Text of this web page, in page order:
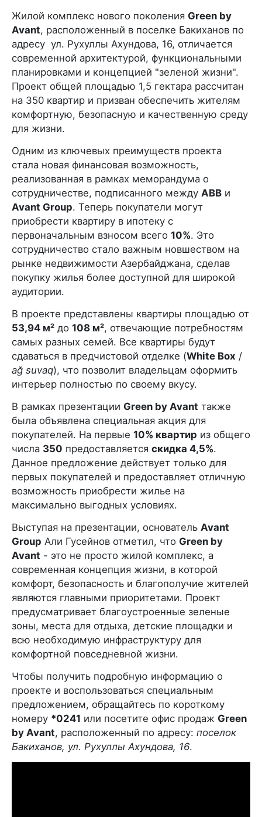
Жилой комплекс нового поколения Green by
Avant, расположенный в поселке Бакиханов по
адресу ул. Рухуллы Ахундова, 16, отличается
современной архитектурой, функциональными
планировками и концепцией "зеленой жизни".
Проект общей площадью 1,5 гектара рассчитан
на 350 квартир и призван обеспечить жителям
комфортную, безопасную и качественную среду
для жизни.
Одним из ключевых преимуществ проекта
стала новая финансовая возможность,
реализованная в рамках меморандума о
сотрудничестве, подписанного между ABB и
Avant Group. Теперь покупатели могут
приобрести квартиру в ипотеку с
первоначальным взносом всего 10%. Это
сотрудничество стало важным новшеством на
рынке недвижимости Азербайджана, сделав
покупку жилья более доступной для широкой
аудитории.
В проекте представлены квартиры площадью от
53,94 м² до 108 м², отвечающие потребностям
самых разных семей. Все квартиры будут
сдаваться в предчистовой отделке (White Box /
ağ suvaq), что позволит владельцам оформить
интерьер полностью по своему вкусу.
В рамках презентации Green by Avant также
была объявлена специальная акция для
покупателей. На первые 10% квартир из общего
числа 350 предоставляется скидка 4,5%.
Данное предложение действует только для
первых покупателей и предоставляет отличную
возможность приобрести жилье на
максимально выгодных условиях.
Выступая на презентации, основатель Avant
Group Али Гусейнов отметил, что Green by
Avant - это не просто жилой комплекс, а
современная концепция жизни, в которой
комфорт, безопасность и благополучие жителей
являются главными приоритетами. Проект
предусматривает благоустроенные зеленые
зоны, места для отдыха, детские площадки и
всю необходимую инфраструктуру для
комфортной повседневной жизни.
Чтобы получить подробную информацию о
проекте и воспользоваться специальным
предложением, обращайтесь по короткому
номеру *0241 или посетите офис продаж Green
by Avant, расположенный по адресу: поселок
Бакиханов, ул. Рухуллы Ахундова, 16.